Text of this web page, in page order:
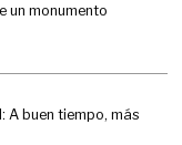
un monumento
A buen tiempo, más